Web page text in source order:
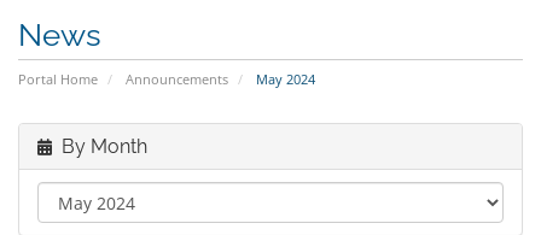
News
Portal Home Announcements May 2024
By Month